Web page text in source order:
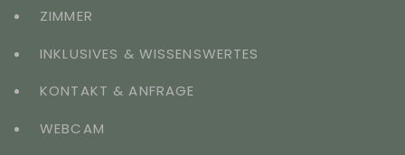
ZIMMER
INKLUSIVES & WISSENSWERTES
KONTAKT & ANFRAGE
WEBCAM